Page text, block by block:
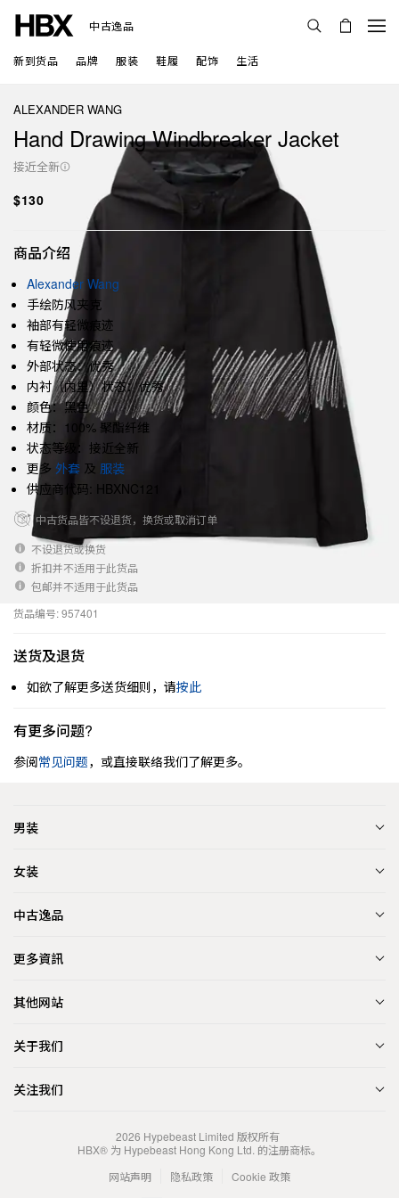
中古逸品
新到货品 品牌 服装 鞋履 配饰 生活
ALEXANDER WANG
Hand Drawing Windbreaker Jacket
接近全新
$130
商品介绍
Alexander Wang
手绘防风夹克
袖部有轻微痕迹
有轻微使用痕迹
外部状态：优秀
内衬（内里）状态：优秀
颜色：黑色
材质：100% 聚酯纤维
状态等级：接近全新
更多 外套 及 服装
供应商代码: HBXNC121
中古货品皆不设退货，换货或取消订单
不设退货或换货
折扣并不适用于此货品
包邮并不适用于此货品
货品编号: 957401
送货及退货
如欲了解更多送货细则，请按此
有更多问题?
参阅常见问题，或直接联络我们了解更多。
男装
女装
中古逸品
更多資訊
其他网站
关于我们
关注我们
2026 Hypebeast Limited 版权所有
HBX® 为 Hypebeast Hong Kong Ltd. 的注册商标。
网站声明
隐私政策
Cookie 政策